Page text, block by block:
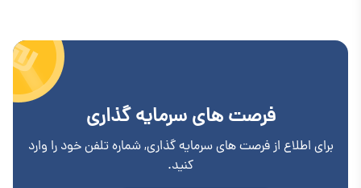
فرصت های سرمایه گذاری
برای اطلاع از فرصت های سرمایه گذاری, شماره تلفن خود را وارد
کنید.